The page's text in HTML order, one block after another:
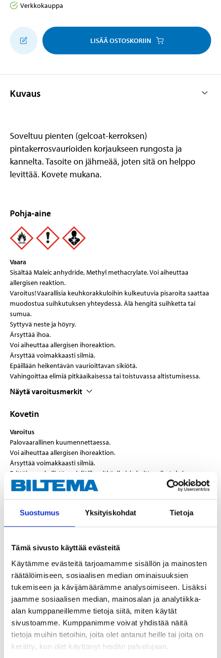
Suostumus Yksityiskohdat Tietoja
Tämä sivusto käyttää evästeitä
Käytämme evästeitä tarjoamamme sisällön ja mainosten
räätälöimiseen, sosiaalisen median ominaisuuksien
tukemiseen ja kävijämäärämme analysoimiseen. Lisäksi
jaamme sosiaalisen median, mainosalan ja analytiikka-
alan kumppaneillemme tietoja siitä, miten käytät
sivustoamme. Kumppanimme voivat yhdistää näitä
tietoja muihin tietoihin, joita olet antanut heille tai joita on
kerätty, kun olet käyttänyt heidän palvelujaan.
Verkkokauppa
LISÄÄ OSTOSKORIIN
Kuvaus
Soveltuu pienten (gelcoat-kerroksen)
pintakerrosvaurioiden korjaukseen rungosta ja
kannelta. Tasoite on jähmeää, joten sitä on helppo
levittää. Kovete mukana.
Pohja-aine
Vaara
Sisältää Maleic anhydride, Methyl methacrylate. Voi aiheuttaa
allergisen reaktion.
Varoitus! Vaarallisia keuhkorakkuloihin kulkeutuvia pisaroita saattaa
muodostua suihkutuksen yhteydessä. Älä hengitä suihketta tai
sumua.
Syttyvä neste ja höyry.
Ärsyttää ihoa.
Voi aiheuttaa allergisen ihoreaktion.
Ärsyttää voimakkaasti silmiä.
Epäillään heikentävän vaurioittavan sikiötä.
Vahingoittaa elimiä pitkäaikaisessa tai toistuvassa altistumisessa.
Näytä varoitusmerkit
Kovetin
Varoitus
Palovaarallinen kuumennettaessa.
Voi aiheuttaa allergisen ihoreaktion.
Ärsyttää voimakkaasti silmiä.
Erittäin myrkyllistä vesieliöille, pitkäaikaisia haittavaikutuksia.
Näytä varoitusmerkit
Tekniset tiedot
Sekoitussuhde
100:2
Käyttöaika
7 min
Kovettumisaika
4 tuntia (20 °C)
Käyttölämpötila
18–25 °C